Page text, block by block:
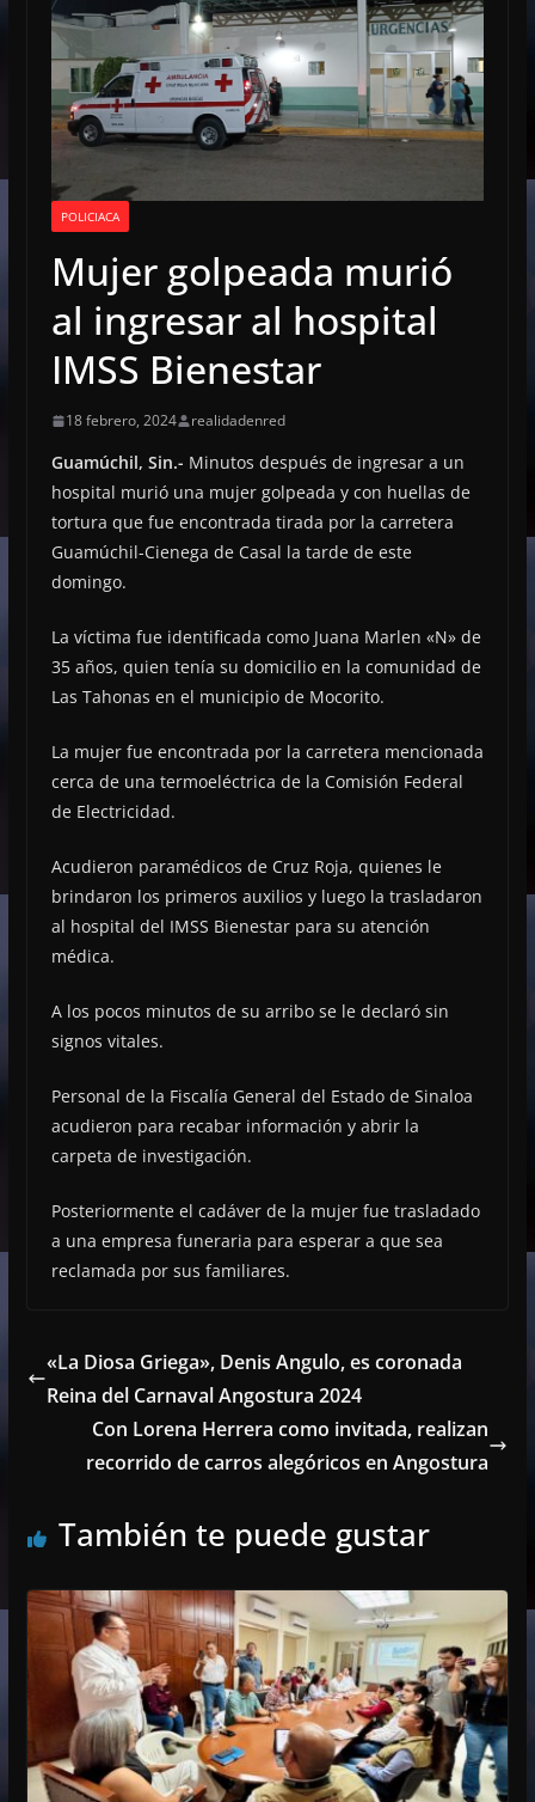
POLICIACA
Mujer golpeada murió
al ingresar al hospital
IMSS Bienestar
18 febrero, 2024 realidadenred
Guamúchil, Sin.- Minutos después de ingresar a un
hospital murió una mujer golpeada y con huellas de
tortura que fue encontrada tirada por la carretera
Guamúchil-Cienega de Casal la tarde de este
domingo.
La víctima fue identificada como Juana Marlen «N» de
35 años, quien tenía su domicilio en la comunidad de
Las Tahonas en el municipio de Mocorito.
La mujer fue encontrada por la carretera mencionada
cerca de una termoeléctrica de la Comisión Federal
de Electricidad.
Acudieron paramédicos de Cruz Roja, quienes le
brindaron los primeros auxilios y luego la trasladaron
al hospital del IMSS Bienestar para su atención
médica.
A los pocos minutos de su arribo se le declaró sin
signos vitales.
Personal de la Fiscalía General del Estado de Sinaloa
acudieron para recabar información y abrir la
carpeta de investigación.
Posteriormente el cadáver de la mujer fue trasladado
a una empresa funeraria para esperar a que sea
reclamada por sus familiares.
«La Diosa Griega», Denis Angulo, es coronada
Reina del Carnaval Angostura 2024
Con Lorena Herrera como invitada, realizan
recorrido de carros alegóricos en Angostura
También te puede gustar